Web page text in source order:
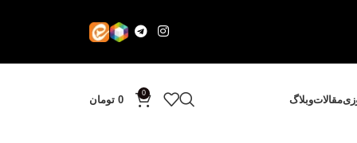
مقالاتوبلاگ
0
0 تومان